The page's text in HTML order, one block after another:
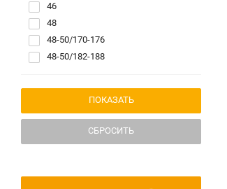
46
48
48-50/170-176
48-50/182-188
52
56-58/170-176
СБРОСИТЬ